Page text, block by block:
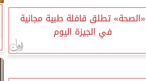
«الصحة» تطلق قافلة طبية مجانية
في الجيزة اليوم